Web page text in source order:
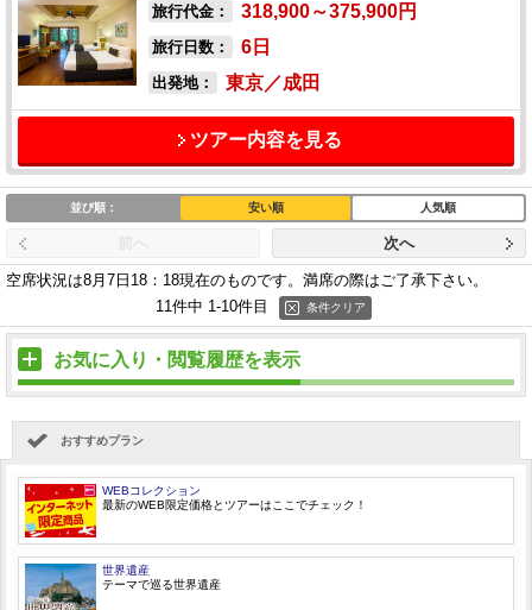
旅行代金： 318,900～375,900円
旅行日数： 6 日
出発地： 東京／成田
ツアー内容を見る
並び順： 安い順 人気順
次へ
空席状況は8月7日18：18現在のものです。 満席の際はご了承下さい。
11件中 1-10件目
条件クリア
お気に入り・閲覧履歴を表示
おすすめプラン
WEBコレクション
最新のWEB限定価格とツアーはここでチェック！
世界遺産
テーマで巡る世界遺産